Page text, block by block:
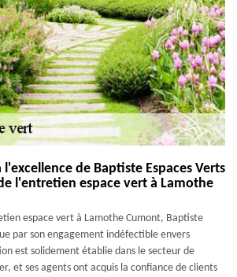
de Baptiste Espaces Verts
l'entretien espace vert à Lamothe
espace vert à Lamothe Cumont, Baptiste
par son engagement indéfectible envers
est solidement établie dans le secteur de
et ses agents ont acquis la confiance de clients